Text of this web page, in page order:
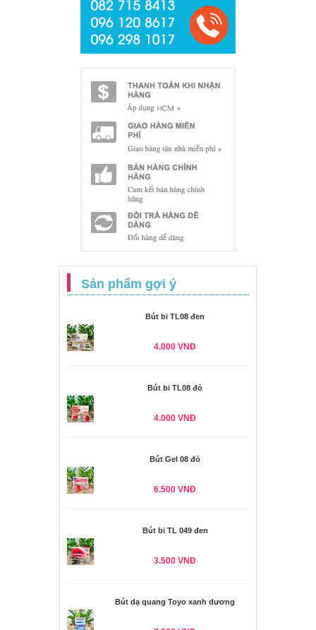
Sản phẩm gợi ý
Bút bi TL08 đen
4.000 VNĐ
Bút bi TL08 đỏ
4.000 VNĐ
Bút Gel 08 đỏ
6.500 VNĐ
Bút bi TL 049 đen
3.500 VNĐ
Bút dạ quang Toyo xanh dương